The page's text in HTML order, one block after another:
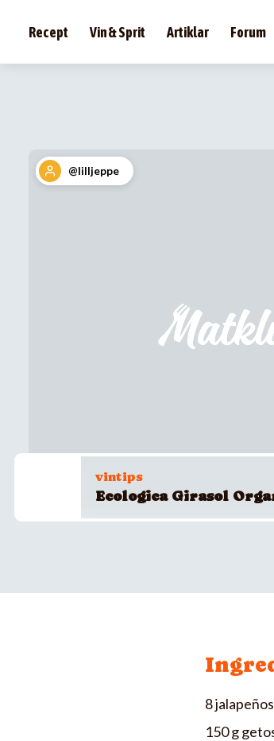
Recept Vin & Sprit Artiklar Forum
@lilljeppe
vintips
Ecologica Girasol
8 jalapeños
150 g